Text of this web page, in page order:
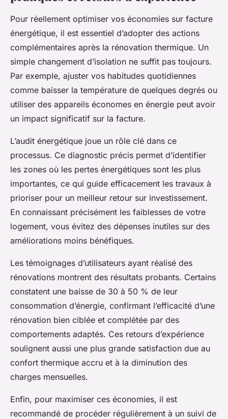
Pour réellement optimiser vos économies sur facture
énergétique, il est essentiel d’adopter des actions
complémentaires après la rénovation thermique. Un
simple changement d’isolation ne suffit pas toujours.
Par exemple, ajuster vos habitudes quotidiennes
comme baisser la température de quelques degrés ou
utiliser des appareils économes en énergie peut avoir
un impact significatif sur la facture.
L’audit énergétique joue un rôle clé dans ce
processus. Ce diagnostic précis permet d’identifier
les zones où les pertes énergétiques sont les plus
importantes, ce qui guide efficacement les travaux à
prioriser pour un meilleur retour sur investissement.
En connaissant précisément les faiblesses de votre
logement, vous évitez des dépenses inutiles sur des
améliorations moins bénéfiques.
Les témoignages d’utilisateurs ayant réalisé des
rénovations montrent des résultats probants. Certains
constatent une baisse de 30 à 50 % de leur
consommation d’énergie, confirmant l’efficacité d’une
rénovation bien ciblée et complétée par des
comportements adaptés. Ces retours d’expérience
soulignent aussi une plus grande satisfaction due au
confort thermique accru et à la diminution des
charges mensuelles.
Enfin, pour maximiser ces économies, il est
recommandé de procéder régulièrement à un suivi de